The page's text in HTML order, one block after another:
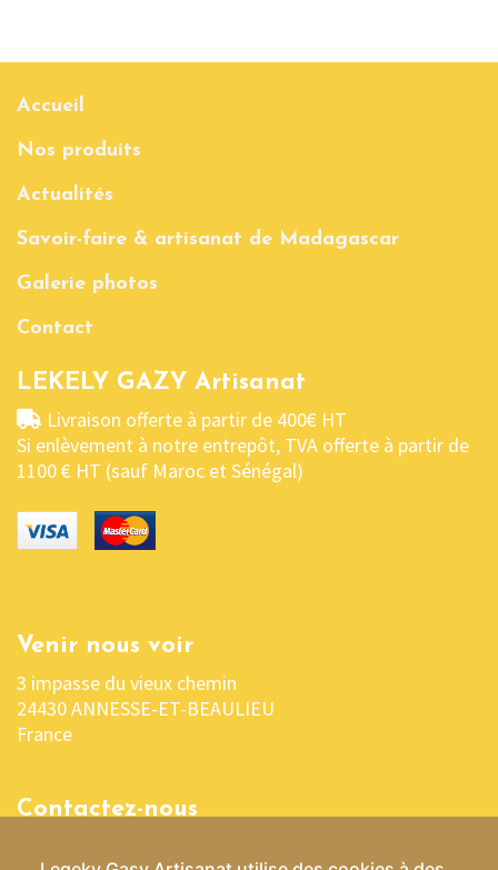
Accueil
Nos produits
Actualités
Savoir-faire & artisanat de Madagascar
Galerie photos
Contact
LEKELY GAZY Artisanat
Livraison offerte à partir de 400€ HT
Si enlèvement à notre entrepôt, TVA offerte à partir de
1100 € HT (sauf Maroc et Sénégal)
Venir nous voir
3 impasse du vieux chemin
24430 ANNESSE-ET-BEAULIEU
France
Contactez-nous